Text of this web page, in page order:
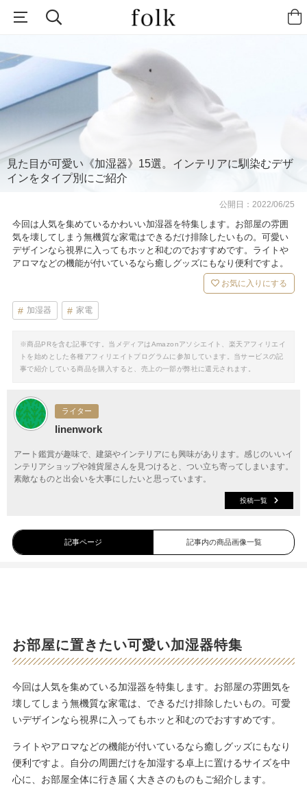
見た目が可愛い《加湿器》15選。インテリアに馴染むデザ
インをタイプ別にご紹介
公開日：2022/06/25
今回は人気を集めているかわいい加湿器を特集します。お部屋の雰囲
気を壊してしまう無機質な家電はできるだけ排除したいもの。可愛い
デザインなら視界に入ってもホッと和むのでおすすめです。ライトや
アロマなどの機能が付いているなら癒しグッズにもなり便利ですよ。
お気に入りにする
加湿器 家電
※商品PRを含む記事です。当メディアはAmazonアソシエイト、楽天アフィリエイ
トを始めとした各種アフィリエイトプログラムに参加しています。当サービスの記
事で紹介している商品を購入すると、売上の一部が弊社に還元されます。
ライター
linenwork
アート鑑賞が趣味で、建築やインテリアにも興味があります。感じのいいイ
ンテリアショップや雑貨屋さんを見つけると、つい立ち寄ってしまいます。
素敵なものと出会いを大事にしたいと思っています。
投稿一覧
記事ページ 記事内の商品画像一覧
お部屋に置きたい可愛い加湿器特集
今回は人気を集めている加湿器を特集します。お部屋の雰囲気を
壊してしまう無機質な家電は、できるだけ排除したいもの。可愛
いデザインなら視界に入ってもホッと和むのでおすすめです。
ライトやアロマなどの機能が付いているなら癒しグッズにもなり
便利ですよ。自分の周囲だけを加湿する卓上に置けるサイズを中
心に、お部屋全体に行き届く大きさのものもご紹介します。